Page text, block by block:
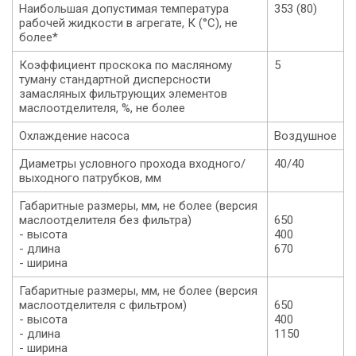
Наибольшая допустимая температура
рабочей жидкости в агрегате, К (°С), не
более*
353 (80)
Коэффициент проскока по масляному
туману стандартной дисперсности
замасляных фильтрующих элементов
маслоотделителя, %, не более
5
Охлаждение насоса
Воздушное
Диаметры условного прохода входного/
выходного патрубков, мм
40/40
Габаритные размеры, мм, не более (версия
маслоотделителя без фильтра)
- высота
- длина
- ширина
650
400
670
Габаритные размеры, мм, не более (версия
маслоотделителя с фильтром)
- высота
- длина
- ширина
650
400
1150